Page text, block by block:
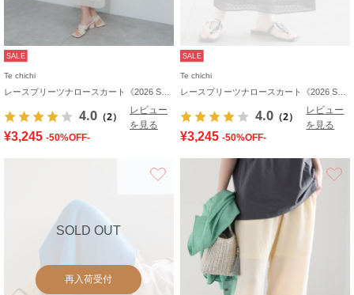
SALE
Te chichi
4.0 （2）
レビュー
を見る
¥3,245 -50%OFF-
SALE
Te chichi
4.0 （2）
レビュー
を見る
¥3,245 -50%OFF-
SOLD OUT
再入荷受付
お気に入り